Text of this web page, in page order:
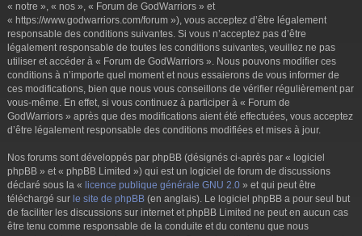
« notre », « nos », « Forum de GodWarriors » et
« https://www.godwarriors.com/forum »), vous acceptez d’être légalement
responsable des conditions suivantes. Si vous n’acceptez pas d’être
légalement responsable de toutes les conditions suivantes, veuillez ne pas
utiliser et accéder à « Forum de GodWarriors ». Nous pouvons modifier ces
conditions à n’importe quel moment et nous essaierons de vous informer de
ces modifications, bien que nous vous conseillons de vérifier régulièrement par
vous-même. En effet, si vous continuez à participer à « Forum de
GodWarriors » après que des modifications aient été effectuées, vous acceptez
d’être légalement responsable des conditions modifiées et mises à jour.
Nos forums sont développés par phpBB (désignés ci-après par « logiciel
phpBB » et « phpBB Limited ») qui est un logiciel de forum de discussions
déclaré sous la « licence publique générale GNU 2.0 » et qui peut être
téléchargé sur le site de phpBB (en anglais). Le logiciel phpBB a pour seul but
de faciliter les discussions sur internet et phpBB Limited ne peut en aucun cas
être tenu comme responsable de la conduite et du contenu que nous